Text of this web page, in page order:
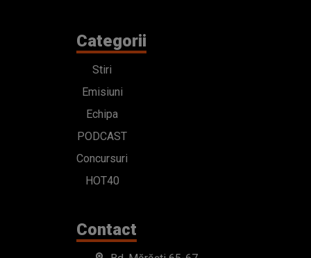
Categorii
Stiri
Emisiuni
Echipa
PODCAST
Concursuri
HOT40
Contact